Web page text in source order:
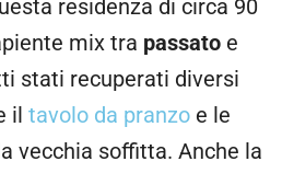
residenza di circa 90
mix tra passato e
stati recuperati diversi
il tavolo da pranzo e le
vecchia soffitta. Anche la